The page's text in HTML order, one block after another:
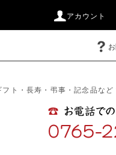
アカウント
ト・長寿・弔事・記念品など